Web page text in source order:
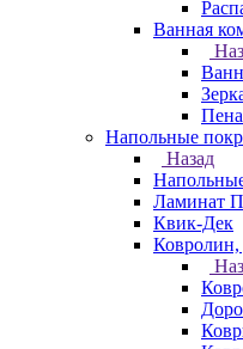
Ванная
Напольные
Назад
Ламинат
Квик-Дек